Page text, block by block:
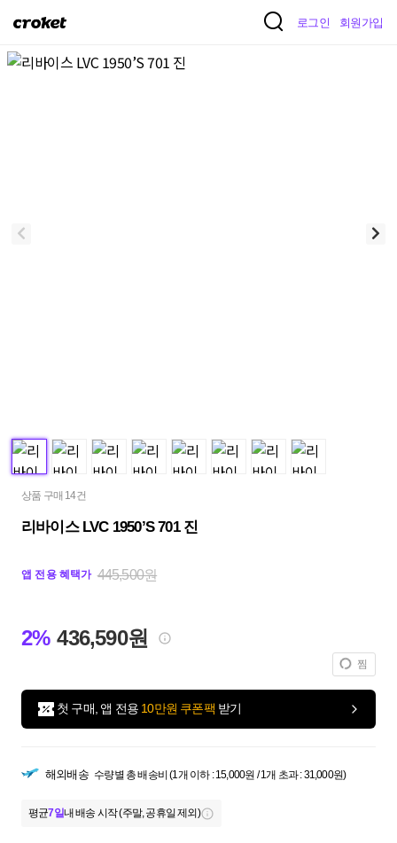
크
켓
로그인 회원가입
상품 구매 14건
리바이스 LVC 1950’S 701 진
앱 전용 혜택가 445,500원
2% 436,590원
찜
첫 구매, 앱 전용 10만원 쿠폰팩 받기
해외배송 수량별 총 배송비 (1개 이하 : 15,000원 / 1개 초과 : 31,000원)
평균7일내 배송 시작 (주말, 공휴일 제외)